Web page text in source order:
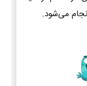
می‌شود.